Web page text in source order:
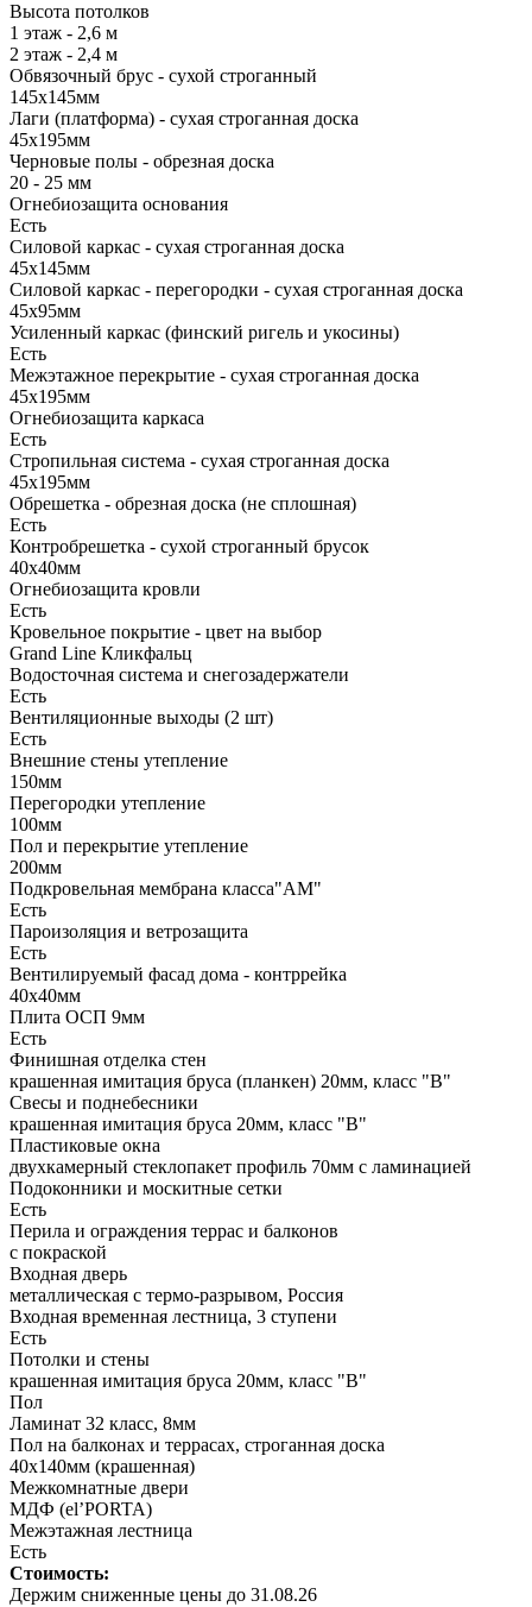
Высота потолков
1 этаж - 2,6 м
2 этаж - 2,4 м
Обвязочный брус - сухой строганный
145х145мм
Лаги (платформа) - сухая строганная доска
45х195мм
Черновые полы - обрезная доска
20 - 25 мм
Огнебиозащита основания
Есть
Силовой каркас - сухая строганная доска
45х145мм
Силовой каркас - перегородки - сухая строганная доска
45х95мм
Усиленный каркас (финский ригель и укосины)
Есть
Межэтажное перекрытие - сухая строганная доска
45х195мм
Огнебиозащита каркаса
Есть
Стропильная система - сухая строганная доска
45х195мм
Обрешетка - обрезная доска (не сплошная)
Есть
Контробрешетка - сухой строганный брусок
40х40мм
Огнебиозащита кровли
Есть
Кровельное покрытие - цвет на выбор
Grand Line Кликфальц
Водосточная система и снегозадержатели
Есть
Вентиляционные выходы (2 шт)
Есть
Внешние стены утепление
150мм
Перегородки утепление
100мм
Пол и перекрытие утепление
200мм
Подкровельная мембрана класса"АМ"
Есть
Пароизоляция и ветрозащита
Есть
Вентилируемый фасад дома - контррейка
40х40мм
Плита ОСП 9мм
Есть
Финишная отделка стен
крашенная имитация бруса (планкен) 20мм, класс "В"
Свесы и поднебесники
крашенная имитация бруса 20мм, класс "В"
Пластиковые окна
двухкамерный стеклопакет профиль 70мм с ламинацией
Подоконники и москитные сетки
Есть
Перила и ограждения террас и балконов
с покраской
Входная дверь
металлическая с термо-разрывом, Россия
Входная временная лестница, 3 ступени
Есть
Потолки и стены
крашенная имитация бруса 20мм, класс "В"
Пол
Ламинат 32 класс, 8мм
Пол на балконах и террасах, строганная доска
40х140мм (крашенная)
Межкомнатные двери
МДФ (el’PORTA)
Межэтажная лестница
Есть
Стоимость:
Держим сниженные цены до 31.08.26